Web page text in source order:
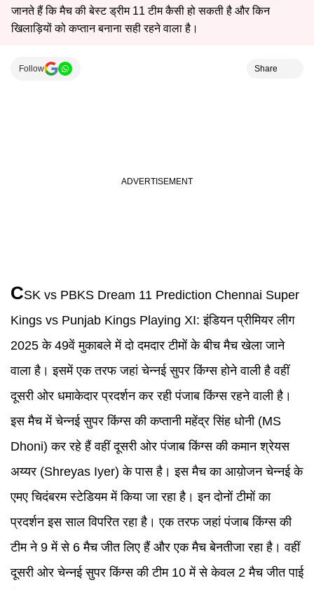
जानते हैं कि मैच की बेस्ट ड्रीम 11 टीम कैसी हो सकती है और किन
खिलाड़ियों को कप्तान बनाना सही रहने वाला है।
Follow Share
CSK vs PBKS Dream 11 Prediction Chennai Super
Kings vs Punjab Kings Playing XI: इंडियन प्रीमियर लीग
2025 के 49वें मुकाबले में दो दमदार टीमों के बीच मैच खेला जाने
वाला है। इसमें एक तरफ जहां चेन्नई सुपर किंग्स होने वाली है वहीं
दूसरी ओर धमाकेदार प्रदर्शन कर रही पंजाब किंग्स रहने वाली है।
इस मैच में चेन्नई सुपर किंग्स की कप्तानी महेंद्र सिंह धोनी (MS
Dhoni) कर रहे हैं वहीं दूसरी ओर पंजाब किंग्स की कमान श्रेयस
अय्यर (Shreyas Iyer) के पास है। इस मैच का आय़ोजन चेन्नई के
एमए चिदंबरम स्टेडियम में किया जा रहा है। इन दोनों टीमों का
प्रदर्शन इस साल विपरित रहा है। एक तरफ जहां पंजाब किंग्स की
टीम ने 9 में से 6 मैच जीत लिए हैं और एक मैच बेनतीजा रहा है। वहीं
दूसरी ओर चेन्नई सुपर किंग्स की टीम 10 में से केवल 2 मैच जीत पाई